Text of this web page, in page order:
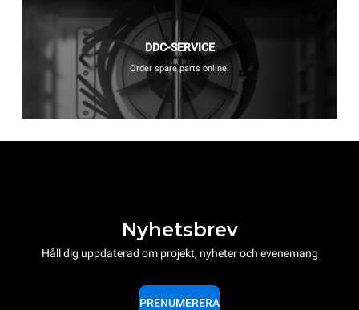
DDC-SERVICE
Order spare parts online.
Nyhetsbrev
Håll dig uppdaterad om projekt, nyheter och evenemang
PRENUMERERA